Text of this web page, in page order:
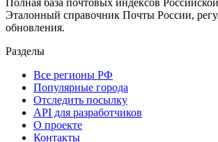
Полная база почтовых индексов
Эталонный справочник Почты России,
обновления.
Разделы
Все регионы РФ
Популярные города
Отследить посылку
API для разработчиков
О проекте
Контакты